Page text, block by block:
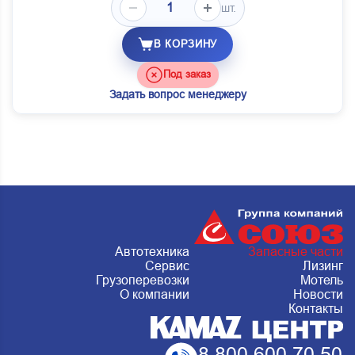
шт.
В КОРЗИНУ
Под заказ
Задать вопрос менеджеру
Автотехника
Запасные части
Сервис
Лизинг
Грузоперевозки
Мотель
О компании
Новости
Контакты